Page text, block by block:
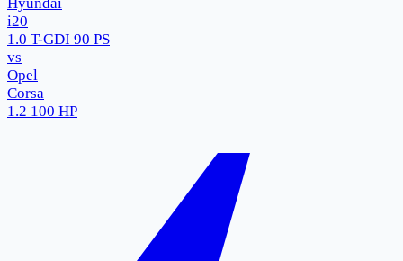
i20
1.0 T-GDI 90 PS
vs
Opel
Corsa
1.2 100 HP